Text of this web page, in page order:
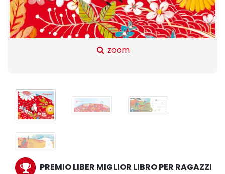
zoom
PREMIO LIBER MIGLIOR LIBRO PER RAGAZZI